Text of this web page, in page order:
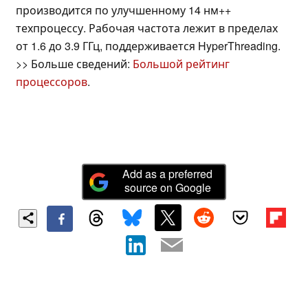
производится по улучшенному 14 нм++
техпроцессу. Рабочая частота лежит в пределах
от 1.6 до 3.9 ГГц, поддерживается HyperThreading.
>> Больше сведений: Большой рейтинг
процессоров.
Add as a preferred
source on Google